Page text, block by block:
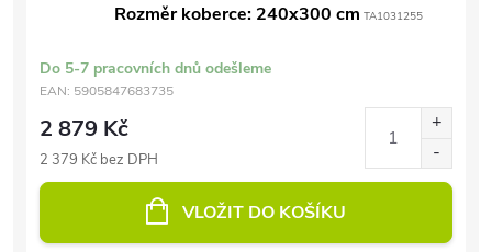
Rozměr koberce: 240x300 cm TA1031255
Do 5-7 pracovních dnů odešleme
EAN: 5905847683735
2 879 Kč
2 379 Kč bez DPH
VLOŽIT DO KOŠÍKU